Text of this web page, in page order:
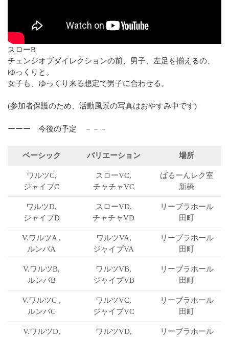
スローB
チェンジオブダイレクションの前、男子、左足を揃えるの、
ゆっくりと。
女子も、ゆっくり来る想定で男子に合わせる。
(参加者保護のため、活動風景の写真はおやすみ中です)
ーーー 今後の予定 －－－
ベーシック バリエーション 場所
ワルツC,
ジャイブC
スローVC,
チャチャVC
ばるーんレク室
新橋
ワルツD,
ジャイブD
スローVD,
チャチャVD
リーブラホール
田町
V.ワルツA ,
ルンバA
ワルツVA,
ジャイブVA
リーブラホール
田町
V.ワルツB,
ルンバB
ワルツVB,
ジャイブVB
リーブラホール
田町
V.ワルツC ,
ルンバC
ワルツVC,
ジャイブVC
リーブラホール
田町
V.ワルツD,
ワルツVD,
リーブラホール